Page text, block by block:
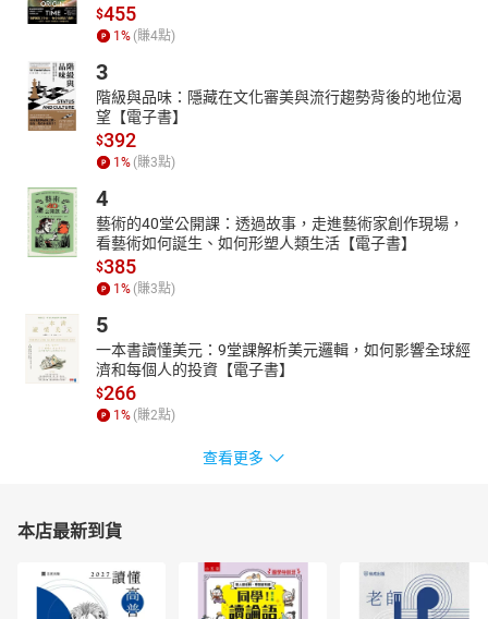
$455
1 % (賺4點)
3
階級與品味：隱藏在文化審美與流行趨勢背後的地位渴
望【電子書】
$392
1 % (賺3點)
4
藝術的40堂公開課：透過故事，走進藝術家創作現場，
看藝術如何誕生、如何形塑人類生活【電子書】
$385
1 % (賺3點)
5
一本書讀懂美元：9堂課解析美元邏輯，如何影響全球經
濟和每個人的投資【電子書】
$266
1 % (賺2點)
查看更多
本店最新到貨